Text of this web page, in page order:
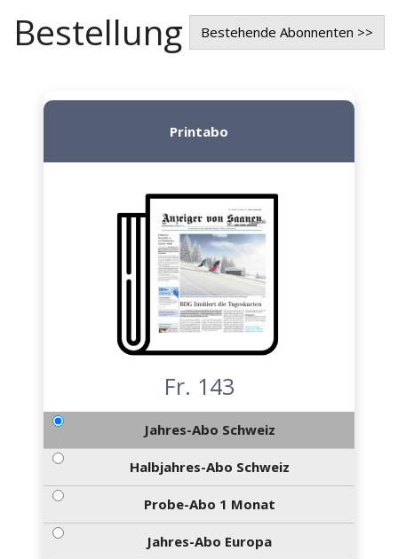
Bestellung Bestehende Abonnenten >>
Printabo
Fr. 143
Jahres-Abo Schweiz
Halbjahres-Abo Schweiz
Probe-Abo 1 Monat
Jahres-Abo Europa